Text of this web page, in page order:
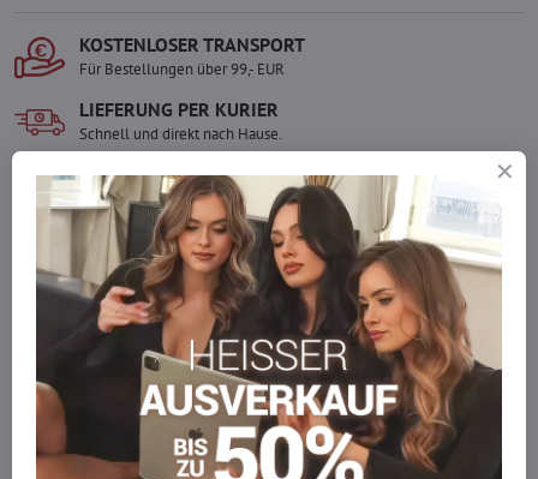
KOSTENLOSER TRANSPORT
Für Bestellungen über 99,- EUR
LIEFERUNG PER KURIER
Schnell und direkt nach Hause.
SICHERE ZAHLUNGEN
Gesicherte Online-Zahlungen
Ware auf Lager
Wir versenden sofort
Werden Sie Teil von everlady
Werden Sie Teil von everlady und genießen Sie einen 5 %
Mitgliedervorteilbei jedem Einkauf.
Der Vorteil wird automatisch im Warenkorb angewendet.
Möchten Sie mehr bestellen, als wir
auf Lager haben?